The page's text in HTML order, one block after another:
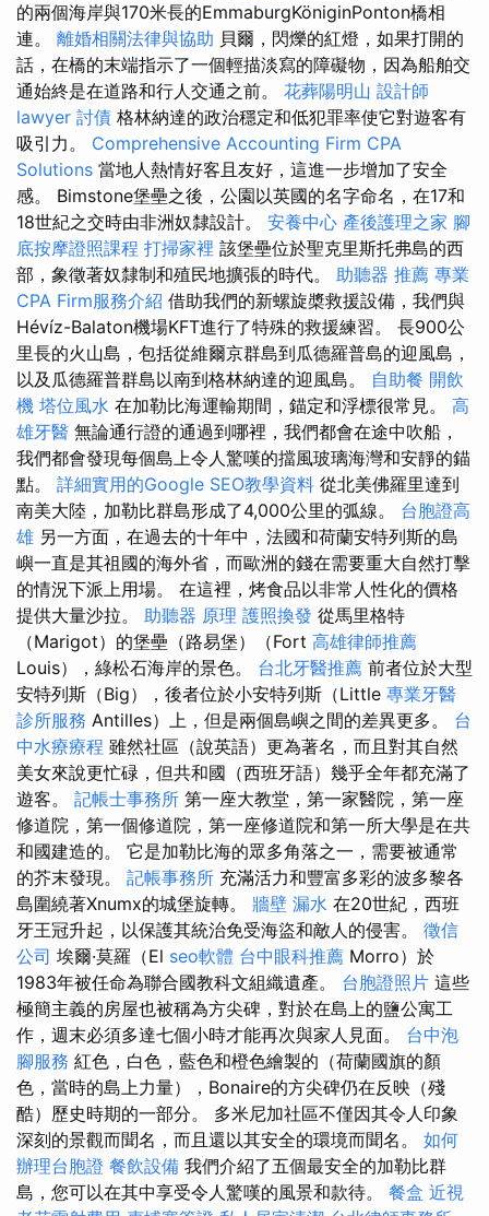
的兩個海岸與170米長的EmmaburgKöniginPonton橋相
連。 離婚相關法律與協助 貝爾，閃爍的紅燈，如果打開的
話，在橋的末端指示了一個輕描淡寫的障礙物，因為船舶交
通始終是在道路和行人交通之前。 花葬陽明山 設計師
lawyer 討債 格林納達的政治穩定和低犯罪率使它對遊客有
吸引力。 Comprehensive Accounting Firm CPA
Solutions 當地人熱情好客且友好，這進一步增加了安全
感。 Bimstone堡壘之後，公園以英國的名字命名，在17和
18世紀之交時由非洲奴隸設計。 安養中心 產後護理之家 腳
底按摩證照課程 打掃家裡 該堡壘位於聖克里斯托弗島的西
部，象徵著奴隸制和殖民地擴張的時代。 助聽器 推薦 專業
CPA Firm服務介紹 借助我們的新螺旋槳救援設備，我們與
Hévíz-Balaton機場KFT進行了特殊的救援練習。 長900公
里長的火山島，包括從維爾京群島到瓜德羅普島的迎風島，
以及瓜德羅普群島以南到格林納達的迎風島。 自助餐 開飲
機 塔位風水 在加勒比海運輸期間，錨定和浮標很常見。 高
雄牙醫 無論通行證的通過到哪裡，我們都會在途中吹船，
我們都會發現每個島上令人驚嘆的擋風玻璃海灣和安靜的錨
點。 詳細實用的Google SEO教學資料 從北美佛羅里達到
南美大陸，加勒比群島形成了4,000公里的弧線。 台胞證高
雄 另一方面，在過去的十年中，法國和荷蘭安特列斯的島
嶼一直是其祖國的海外省，而歐洲的錢在需要重大自然打擊
的情況下派上用場。 在這裡，烤食品以非常人性化的價格
提供大量沙拉。 助聽器 原理 護照換發 從馬里格特
（Marigot）的堡壘（路易堡）（Fort 高雄律師推薦
Louis），綠松石海岸的景色。 台北牙醫推薦 前者位於大型
安特列斯（Big），後者位於小安特列斯（Little 專業牙醫
診所服務 Antilles）上，但是兩個島嶼之間的差異更多。 台
中水療療程 雖然社區（說英語）更為著名，而且對其自然
美女來說更忙碌，但共和國（西班牙語）幾乎全年都充滿了
遊客。 記帳士事務所 第一座大教堂，第一家醫院，第一座
修道院，第一個修道院，第一座修道院和第一所大學是在共
和國建造的。 它是加勒比海的眾多角落之一，需要被通常
的芥末發現。 記帳事務所 充滿活力和豐富多彩的波多黎各
島圍繞著Xnumx的城堡旋轉。 牆壁 漏水 在20世紀，西班
牙王冠升起，以保護其統治免受海盜和敵人的侵害。 徵信
公司 埃爾·莫羅（El seo軟體 台中眼科推薦 Morro）於
1983年被任命為聯合國教科文組織遺產。 台胞證照片 這些
極簡主義的房屋也被稱為方尖碑，對於在島上的鹽公寓工
作，週末必須多達七個小時才能再次與家人見面。 台中泡
腳服務 紅色，白色，藍色和橙色繪製的（荷蘭國旗的顏
色，當時的島上力量），Bonaire的方尖碑仍在反映（殘
酷）歷史時期的一部分。 多米尼加社區不僅因其令人印象
深刻的景觀而聞名，而且還以其安全的環境而聞名。 如何
辦理台胞證 餐飲設備 我們介紹了五個最安全的加勒比群
島，您可以在其中享受令人驚嘆的風景和款待。 餐盒 近視